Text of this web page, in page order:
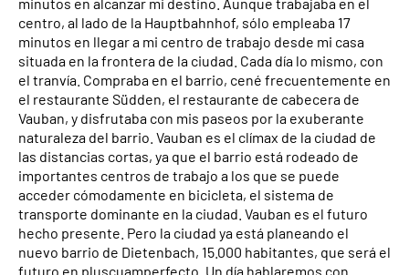
minutos en alcanzar mi destino. Aunque trabajaba en el
centro, al lado de la Hauptbahnhof, sólo empleaba 17
minutos en llegar a mi centro de trabajo desde mi casa
situada en la frontera de la ciudad. Cada día lo mismo, con
el tranvía. Compraba en el barrio, cené frecuentemente en
el restaurante Südden, el restaurante de cabecera de
Vauban, y disfrutaba con mis paseos por la exuberante
naturaleza del barrio. Vauban es el clímax de la ciudad de
las distancias cortas, ya que el barrio está rodeado de
importantes centros de trabajo a los que se puede
acceder cómodamente en bicicleta, el sistema de
transporte dominante en la ciudad. Vauban es el futuro
hecho presente. Pero la ciudad ya está planeando el
nuevo barrio de Dietenbach, 15.000 habitantes, que será el
futuro en pluscuamperfecto. Un día hablaremos con